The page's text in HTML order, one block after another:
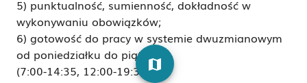
5) punktualność, sumienność, dokładność w
wykonywaniu obowiązków;
6) gotowość do pracy w systemie dwuzmianowym
od poniedziałku do piątku
(7:00-14:35, 12:00-19:35).map